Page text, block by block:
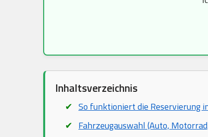
Inhaltsverzeichnis
So funktioniert die Reservierung
Fahrzeugauswahl (Auto,